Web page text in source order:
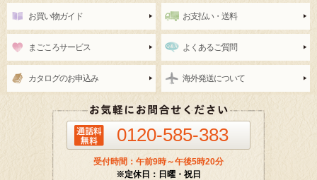
お買い物ガイド お支払い・送料
まごころサービス よくあるご質問
カタログのお申込み 海外発送について
0120-585-383
受付時間：午前9時～午後5時20分
※定休日：日曜・祝日